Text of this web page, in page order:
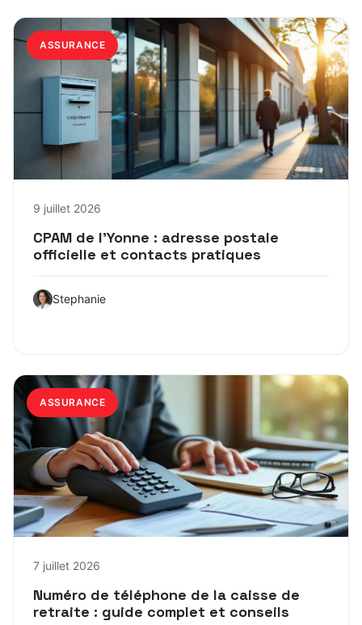
ASSURANCE
9 juillet 2026
CPAM de l’Yonne : adresse postale
officielle et contacts pratiques
Stephanie
ASSURANCE
7 juillet 2026
Numéro de téléphone de la caisse de
retraite : guide complet et conseils